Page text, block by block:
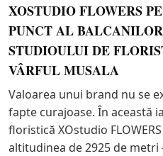
XOSTUDIO FLOWERS
PUNCT AL
STUDIOULUI DE
VÂRFUL MUSALA
Valoarea unui brand nu se
fapte curajoase. În această
floristică XOstudio
altitudinea de 2925 de metri